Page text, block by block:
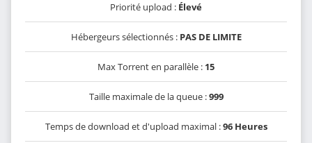
Priorité upload : Élevé
Hébergeurs sélectionnés : PAS DE LIMITE
Max Torrent en parallèle : 15
Taille maximale de la queue :999
Temps de download et d'upload maximal :96 Heures